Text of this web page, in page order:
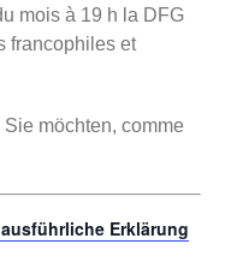
mois à 19 h la DFG
francophiles et
möchten, comme
Erklärung